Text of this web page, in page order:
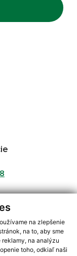
na zlepšenie
na to, aby sme
na analýzu
toho, odkiaľ naši
s využitím RSS
stránok,web portál